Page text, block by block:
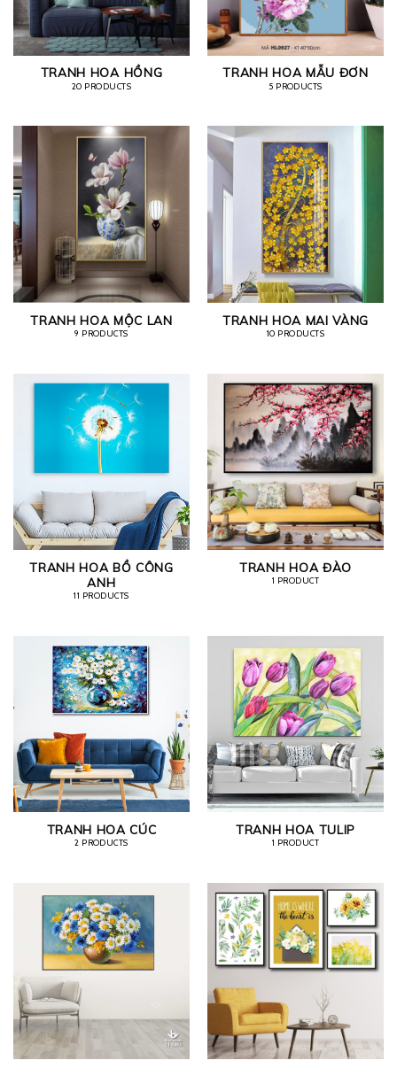
TRANH HOA HỒNG
20 PRODUCTS
TRANH HOA MẪU ĐƠN
5 PRODUCTS
TRANH HOA MỘC LAN
9 PRODUCTS
TRANH HOA MAI VÀNG
10 PRODUCTS
TRANH HOA BỒ CÔNG
ANH
11 PRODUCTS
TRANH HOA ĐÀO
1 PRODUCT
TRANH HOA CÚC
2 PRODUCTS
TRANH HOA TULIP
1 PRODUCT